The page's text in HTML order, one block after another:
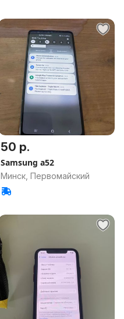
50 р.
Samsung a52
Минск, Первомайский